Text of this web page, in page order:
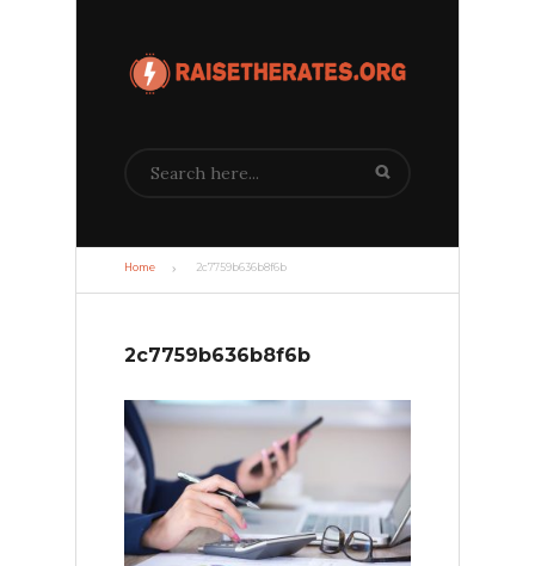
Home 2c7759b636b8f6b
2c7759b636b8f6b